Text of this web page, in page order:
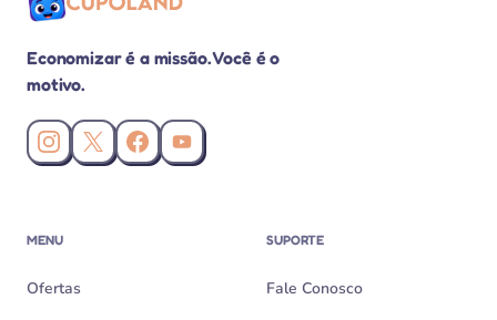
Economizar é a missão. Você é o
motivo.
Instagram da Cupoland
X (Twitter) da Cupoland
Facebook da Cupoland
Canal da Cupoland no YouTube
MENU
Ofertas
SUPORTE
Fale Conosco